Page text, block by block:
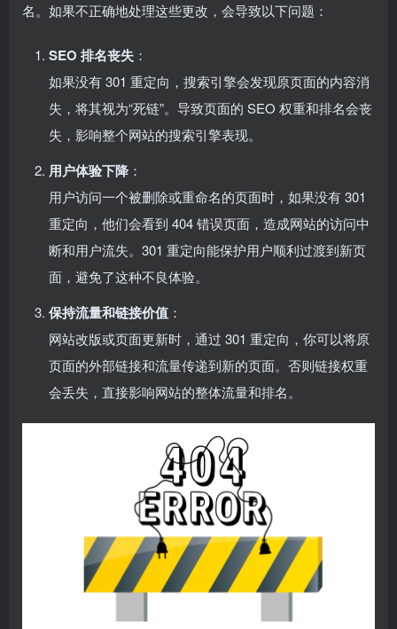
名。如果不正确地处理这些更改，会导致以下问题：
SEO 排名丧失 ：
如果没有 301 重定向，搜索引擎会发现原页面的内容消
失，将其视为“死链”。导致页面的 SEO 权重和排名会丧
失，影响整个网站的搜索引擎表现。
用户体验下降 ：
用户访问一个被删除或重命名的页面时，如果没有 301
重定向，他们会看到 404 错误页面，造成网站的访问中
断和用户流失。301 重定向能保护用户顺利过渡到新页
面，避免了这种不良体验。
保持流量和链接价值 ：
网站改版或页面更新时，通过 301 重定向，你可以将原
页面的外部链接和流量传递到新的页面。否则链接权重
会丢失，直接影响网站的整体流量和排名。